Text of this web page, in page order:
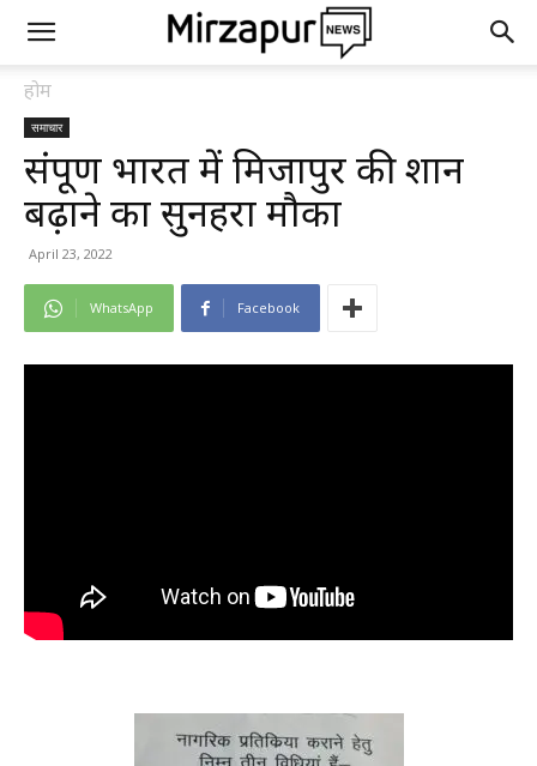
होम
समाचार
संपूर्ण भारत में मिर्जापुर की शान
बढ़ाने का सुनहरा मौका
April 23, 2022
WhatsApp Facebook